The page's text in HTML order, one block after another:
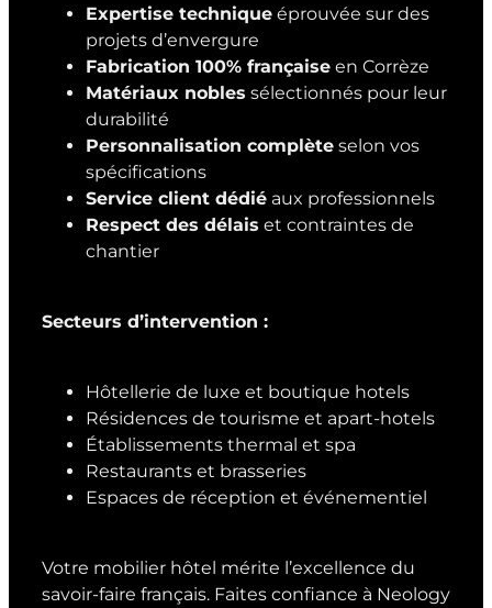
Expertise technique éprouvée sur des
projets d’envergure
Fabrication 100% française en Corrèze
Matériaux nobles sélectionnés pour leur
durabilité
Personnalisation complète selon vos
spécifications
Service client dédié aux professionnels
Respect des délais et contraintes de
chantier
Secteurs d’intervention :
Hôtellerie de luxe et boutique hotels
Résidences de tourisme et apart-hotels
Établissements thermal et spa
Restaurants et brasseries
Espaces de réception et événementiel
Votre mobilier hôtel mérite l’excellence du
savoir-faire français. Faites confiance à Neology